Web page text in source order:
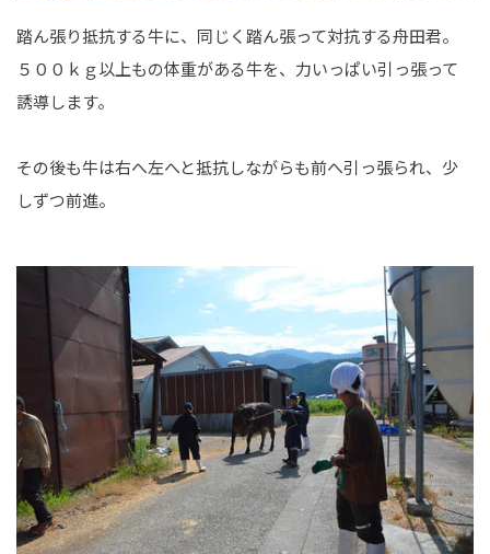
踏ん張り抵抗する牛に、同じく踏ん張って対抗する舟田君。
５００ｋｇ以上もの体重がある牛を、力いっぱい引っ張って
誘導します。
その後も牛は右へ左へと抵抗しながらも前へ引っ張られ、少
しずつ前進。